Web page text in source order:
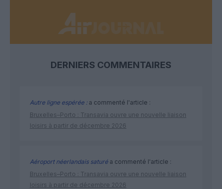
DERNIERS COMMENTAIRES
Autre ligne espérée :a commenté l'article :
Bruxelles–Porto : Transavia ouvre une nouvelle liaison
loisirs à partir de décembre 2026
Aéroport néerlandais saturéa commenté l'article :
Bruxelles–Porto : Transavia ouvre une nouvelle liaison
loisirs à partir de décembre 2026